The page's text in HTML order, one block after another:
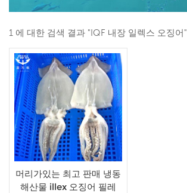
1 에 대한 검색 결과 "IQF 내장 일렉스 오징어"
머리가있는 최고 판매 냉동
해산물 illex 오징어 필레